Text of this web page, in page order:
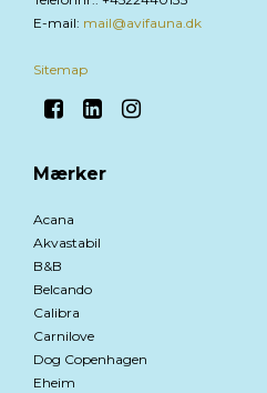
E-mail: mail@avifauna.dk
Sitemap
Mærker
Acana
Akvastabil
B&B
Belcando
Calibra
Carnilove
Dog Copenhagen
Eheim